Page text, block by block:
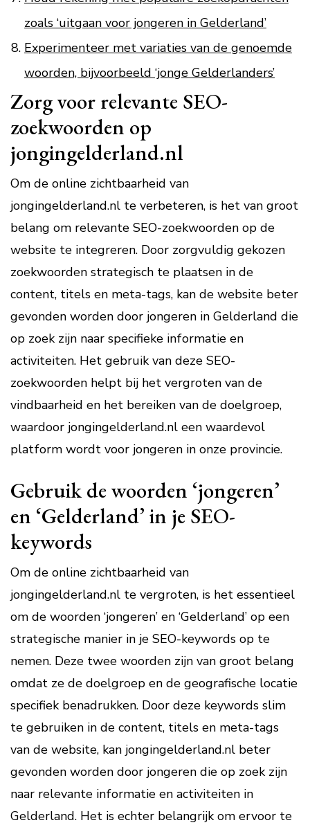
zoals ‘uitgaan voor jongeren in Gelderland’
Experimenteer met variaties van de genoemde
woorden, bijvoorbeeld ‘jonge Gelderlanders’
Zorg voor relevante SEO-
zoekwoorden op
jongingelderland.nl
Om de online zichtbaarheid van
jongingelderland.nl te verbeteren, is het van groot
belang om relevante SEO-zoekwoorden op de
website te integreren. Door zorgvuldig gekozen
zoekwoorden strategisch te plaatsen in de
content, titels en meta-tags, kan de website beter
gevonden worden door jongeren in Gelderland die
op zoek zijn naar specifieke informatie en
activiteiten. Het gebruik van deze SEO-
zoekwoorden helpt bij het vergroten van de
vindbaarheid en het bereiken van de doelgroep,
waardoor jongingelderland.nl een waardevol
platform wordt voor jongeren in onze provincie.
Gebruik de woorden ‘jongeren’
en ‘Gelderland’ in je SEO-
keywords
Om de online zichtbaarheid van
jongingelderland.nl te vergroten, is het essentieel
om de woorden ‘jongeren’ en ‘Gelderland’ op een
strategische manier in je SEO-keywords op te
nemen. Deze twee woorden zijn van groot belang
omdat ze de doelgroep en de geografische locatie
specifiek benadrukken. Door deze keywords slim
te gebruiken in de content, titels en meta-tags
van de website, kan jongingelderland.nl beter
gevonden worden door jongeren die op zoek zijn
naar relevante informatie en activiteiten in
Gelderland. Het is echter belangrijk om ervoor te